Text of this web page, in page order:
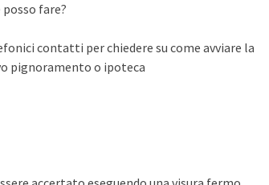
fare?
contatti per chiedere su come avviare la
pignoramento o ipoteca